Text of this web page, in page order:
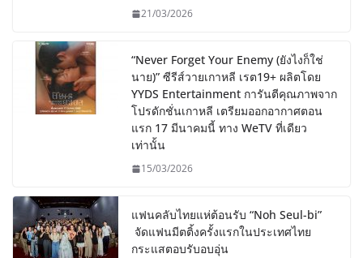
21/03/2026
“Never Forget Your Enemy (ยังไงก็ใช่
นาย)” ซีรีส์วายเกาหลี เรต19+ ผลิตโดย
YYDS Entertainment การันตีคุณภาพจาก
โปรดักชั่นเกาหลี เตรียมออกอากาศตอน
แรก 17 มีนาคมนี้ ทาง WeTV ที่เดียว
เท่านั้น
15/03/2026
แฟนคลับไทยแห่ต้อนรับ “Noh Seul-bi”
จัดแฟนมีตติ้งครั้งแรกในประเทศไทย
กระแสตอบรับอบอุ่น